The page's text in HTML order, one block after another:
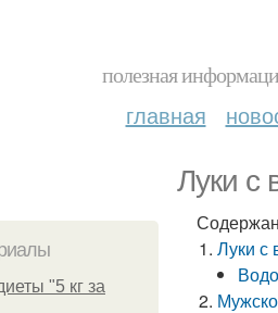
полезная
главная
Луки с
"5 кг за
Луки с